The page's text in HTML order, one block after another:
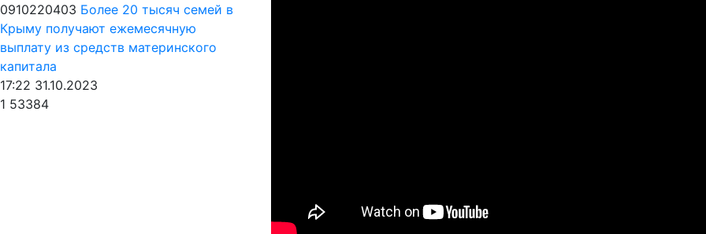
0910220403 Более 20 тысяч семей в
Крыму получают ежемесячную
выплату из средств материнского
капитала
17:22 31.10.2023
1 53384